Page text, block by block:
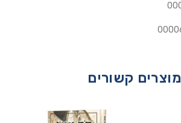
מוצרים קשורים